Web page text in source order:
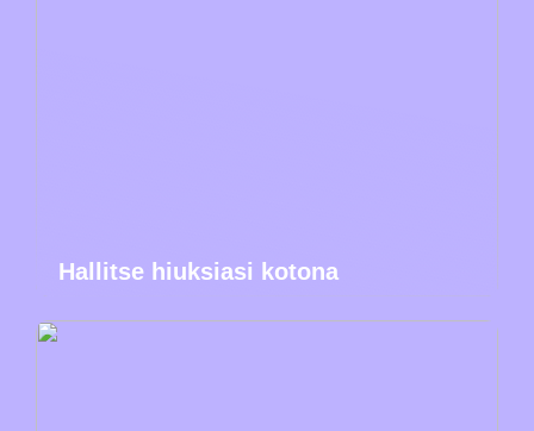
Hallitse hiuksiasi kotona